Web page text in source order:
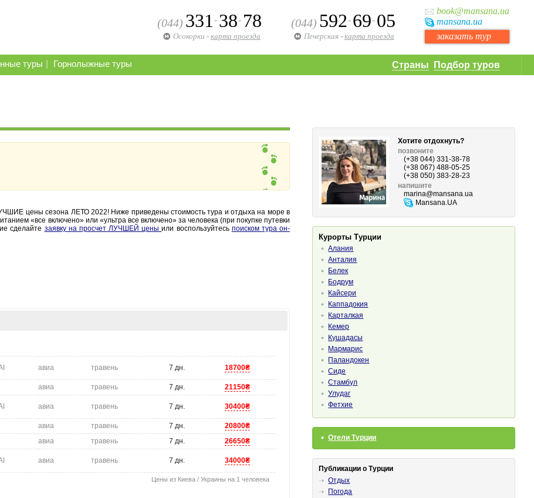
book@mansana.ua
mansana.ua
заказать тур
(044) 592- 69- 05
Печерская - карта проезда
(044) 331 - 38- 78
Осокорки - карта проезда
Страны Подбор туров
туры Горнолыжные туры
цены сезона ЛЕТО 2022! Ниже приведены стоимость тура и отдыха на море в
«все включено» или «ультра все включено» за человека (при покупке путевки
сделайте заявку на просчет ЛУЧШЕЙ ценыили воспользуйтесь поиском тура он-
авиа травень 7 дн. 18700₴
авиа травень 7 дн.
21150₴
авиа травень 7 дн. 30400₴
авиа травень 7 дн.
20800₴
авиа травень 7 дн.
26650₴
авиа травень 7 дн. 34000₴
Цены из Киева / Украины на 1 человека
Хотите отдохнуть?
позвоните
(+38 044) 331-38-78
(+38 067) 488-05-25
(+38 050) 383-28-23
напишите
marina@mansana.ua
Mansana.UA
Курорты Турции
Алания
Анталия
Белек
Бодрум
Кайсери
Каппадокия
Карталкая
Кемер
Кушадасы
Мармарис
Паландокен
Сиде
Стамбул
Улудаг
Фетхие
Отели Турции
Публикации о Турции
Отдых
Погода